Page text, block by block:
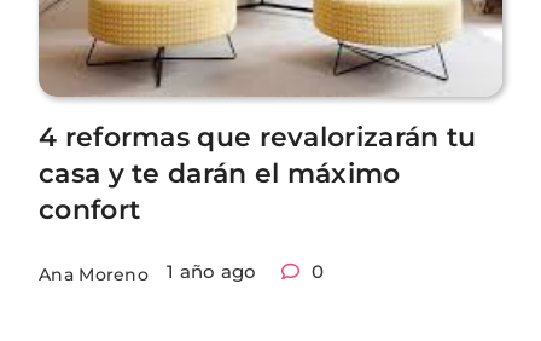
4 reformas que revalorizarán tu
casa y te darán el máximo
confort
Ana Moreno 1 año ago 0